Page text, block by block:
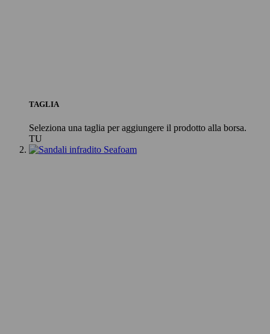
TAGLIA
Seleziona una taglia per aggiungere il prodotto alla borsa.
TU